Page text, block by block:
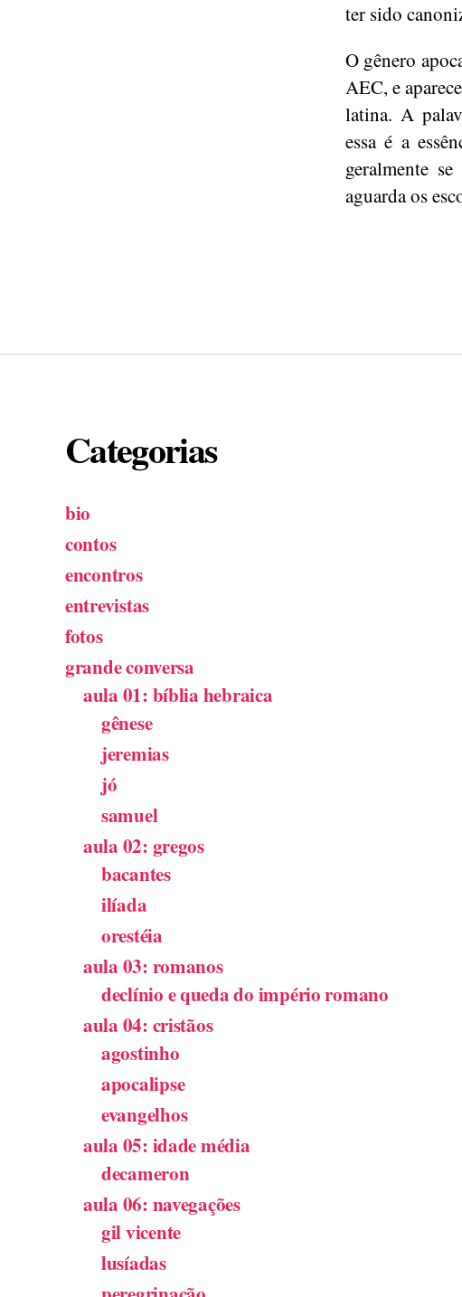
ter sido
O gênero
AEC, e
latina. A
essa é a
geralmente
aguarda os
Categorias
bio
contos
encontros
entrevistas
fotos
grande conversa
aula 01: bíblia hebraica
gênese
jeremias
jó
samuel
aula 02: gregos
bacantes
ilíada
orestéia
aula 03: romanos
declínio e queda do império romano
aula 04: cristãos
agostinho
apocalipse
evangelhos
aula 05: idade média
decameron
aula 06: navegações
gil vicente
lusíadas